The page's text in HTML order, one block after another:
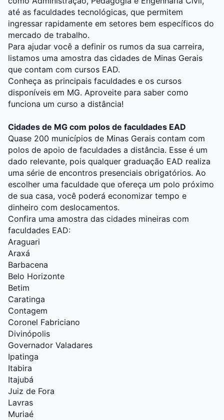
até as faculdades tecnológicas, que permitem
ingressar rapidamente em setores bem específicos do
mercado de trabalho.
Para ajudar você a definir os rumos da sua carreira,
listamos uma amostra das cidades de Minas Gerais
que contam com cursos EAD.
Conheça as principais faculdades e os cursos
disponíveis em MG. Aproveite para saber como
funciona um curso a distância!
Cidades de MG com polos de faculdades EAD
Quase 200 municípios de Minas Gerais contam com
polos de apoio de faculdades a distância. Esse é um
dado relevante, pois qualquer graduação EAD realiza
uma série de encontros presenciais obrigatórios. Ao
escolher uma faculdade que ofereça um polo próximo
de sua casa, você poderá economizar tempo e
dinheiro com deslocamentos.
Confira uma amostra das cidades mineiras com
faculdades EAD:
Araguari
Araxá
Barbacena
Belo Horizonte
Betim
Caratinga
Contagem
Coronel Fabriciano
Divinópolis
Governador Valadares
Ipatinga
Itabira
Itajubá
Juiz de Fora
Lavras
Muriaé